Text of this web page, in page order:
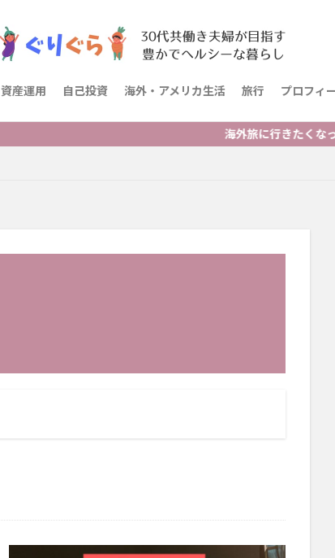
資産運用 自己投資 海外・アメリカ生活 旅行 プロフィ
海外旅に行きたくなった人・海